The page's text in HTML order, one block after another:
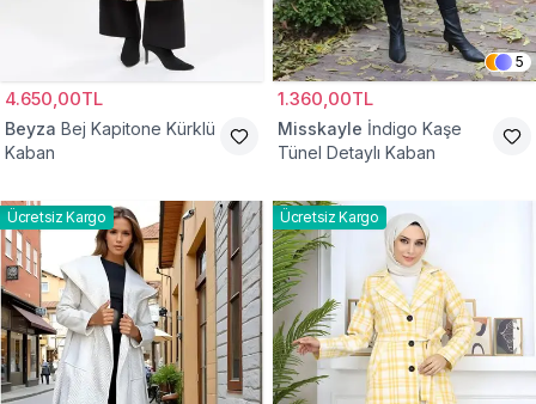
4.650,00TL
Beyza Bej Kapitone Kürklü
Kaban
5
1.360,00TL
Misskayle İndigo Kaşe
Tünel Detaylı Kaban
Ücretsiz Kargo Ücretsiz Kargo